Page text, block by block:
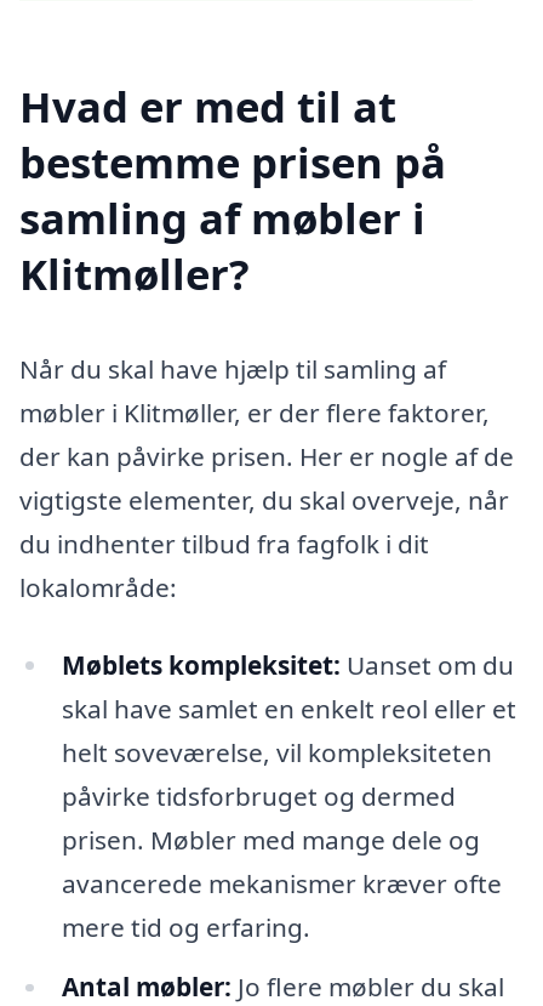
Hvad er med til at
bestemme prisen på
samling af møbler i
Klitmøller?
Når du skal have hjælp til samling af
møbler i Klitmøller, er der flere faktorer,
der kan påvirke prisen. Her er nogle af de
vigtigste elementer, du skal overveje, når
du indhenter tilbud fra fagfolk i dit
lokalområde:
Møblets kompleksitet: Uanset om du
skal have samlet en enkelt reol eller et
helt soveværelse, vil kompleksiteten
påvirke tidsforbruget og dermed
prisen. Møbler med mange dele og
avancerede mekanismer kræver ofte
mere tid og erfaring.
Antal møbler: Jo flere møbler du skal